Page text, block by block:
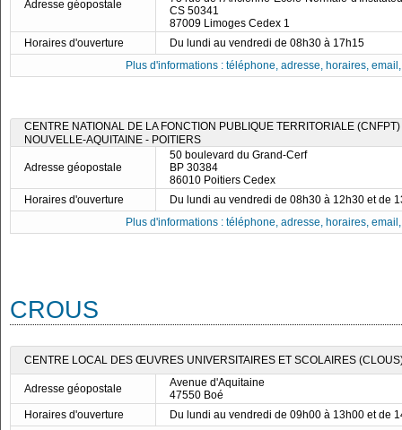
Adresse géopostale
CS 50341
87009 Limoges Cedex 1
Horaires d'ouverture
Du lundi au vendredi de 08h30 à 17h15
Plus d'informations : téléphone, adresse, horaires,
CENTRE NATIONAL DE LA FONCTION PUBLIQUE TERRITORIALE
NOUVELLE-AQUITAINE - POITIERS
Adresse géopostale
50 boulevard du Grand-Cerf
BP 30384
86010 Poitiers Cedex
Horaires d'ouverture
Du lundi au vendredi de 08h30 à 12h30 et de
Plus d'informations : téléphone, adresse, horaires,
CROUS
CENTRE LOCAL DES ŒUVRES UNIVERSITAIRES ET SCOLAIRES
Adresse géopostale
Avenue d'Aquitaine
47550 Boé
Horaires d'ouverture
Du lundi au vendredi de 09h00 à 13h00 et de